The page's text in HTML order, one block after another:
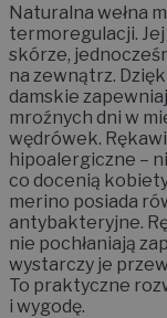
Naturalna wełna
termoregulacji. Jej
skórze,
na zewnątrz.
damskie
mroźnych dni w
wędrówek.
hipoalergiczne –
co docenią
merino posiada
antybakteryjne.
nie pochłaniają
wystarczy je
To praktyczne
i wygodę.